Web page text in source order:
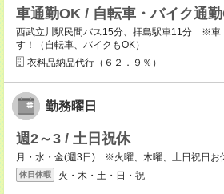
車通勤OK / 自転車・バイク通
西武立川駅民間バス15分、拝島駅車11分 ※車
す！（自転車、バイクもOK）
衣料品納品代行（６２．９％）
勤務曜日
週2～3 / 土日祝休
月・水・金(週3日) ※火曜、木曜、土日祝日お
休日休暇 火・木・土・日・祝